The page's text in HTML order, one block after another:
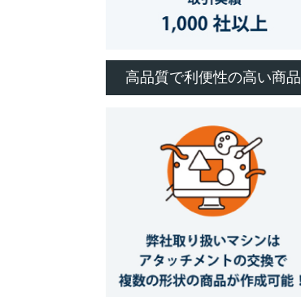
高品質で利便性の高い商品